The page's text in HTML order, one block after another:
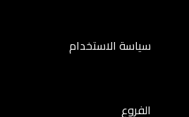
سياسة الاستخدام
الفروع